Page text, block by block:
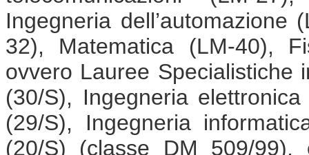
Ingegneria dell’automazione
32), Matematica (LM-40),
ovvero Lauree Specialistiche
(30/S), Ingegneria
(29/S), Ingegneria
(20/S) (classe DM 509/99),